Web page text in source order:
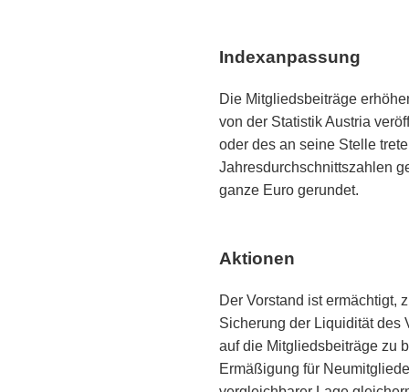
Indexanpassung
Die Mitgliedsbeiträge
von der Statistik Austria
oder des an seine Stelle
Jahresdurchschnittszahlen
ganze Euro gerundet.
Aktionen
Der Vorstand ist ermächtigt,
Sicherung der Liquidität des
auf die Mitgliedsbeiträge zu
Ermäßigung für